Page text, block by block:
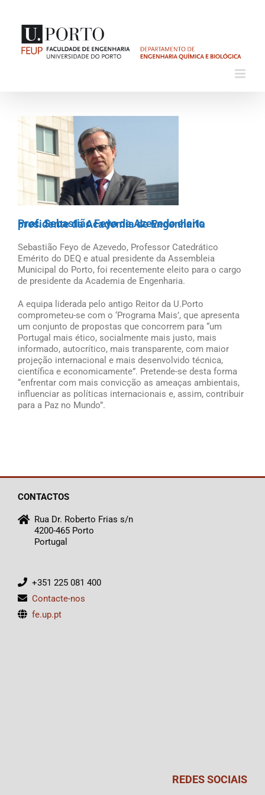
content
View
Larger
Prof. Sebastião Feyo de Azevedo eleito presidente da Academia de Engenharia
Sebastião Feyo de Azevedo, Professor Catedrático
Emérito do DEQ e atual presidente da Assembleia
Municipal do Porto, foi recentemente eleito para o cargo
de presidente da Academia de Engenharia.
A equipa liderada pelo antigo Reitor da U.Porto
comprometeu-se com o ‘Programa Mais’, que apresenta
um conjunto de propostas que concorrem para “um
Portugal mais ético, socialmente mais justo, mais
informado, autocrítico, mais transparente, com maior
projeção internacional e mais desenvolvido técnica,
científica e economicamente”. Pretende-se desta forma
“enfrentar com mais convicção as ameaças ambientais,
influenciar as políticas internacionais e, assim, contribuir
para a Paz no Mundo”.
CONTACTOS
Rua Dr. Roberto Frias s/n
4200-465 Porto
Portugal
+351 225 081 400
Contacte-nos
fe.up.pt
REDES SOCIAIS